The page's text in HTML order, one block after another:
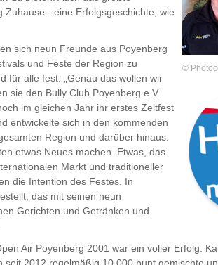
©
- eine Erfolgsgeschichte, wie
sich neun Freunde aus Poyenberg
und Feste der Region zu
für alle fest: „Genau das wollen wir
sie den Bully Club Poyenberg e.V.
im gleichen Jahr ihr erstes Zeltfest
entwickelte sich in den kommenden
Region und darüber hinaus.
etwas Neues machen. Etwas, das
Markt und traditioneller
die Intention des Festes. In
das mit seinen neun
Gerichten und Getränken und
Air Poyenberg 2001 war ein voller Erfolg.
2012 regelmäßig 10.000 bunt gemischte